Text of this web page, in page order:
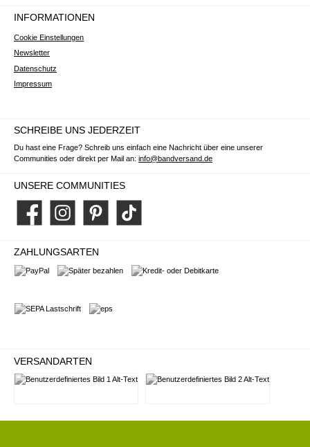
INFORMATIONEN
Cookie Einstellungen
Newsletter
Datenschutz
Impressum
SCHREIBE UNS JEDERZEIT
Du hast eine Frage? Schreib uns einfach eine Nachricht über eine unserer
Communities oder direkt per Mail an: info@bandversand.de
UNSERE COMMUNITIES
Facebook Instagram Pinterest TikTok
ZAHLUNGSARTEN
VERSANDARTEN